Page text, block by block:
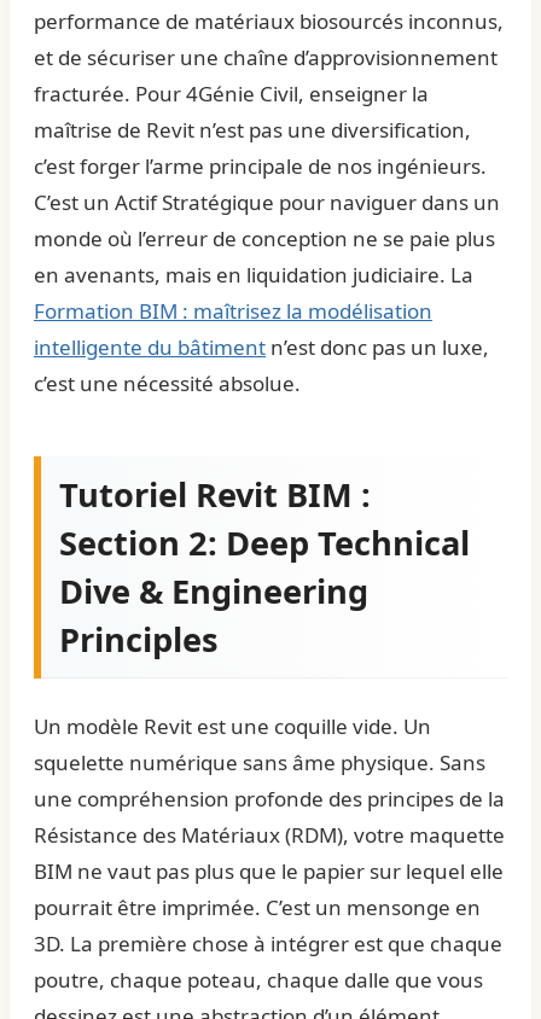
performance de matériaux biosourcés inconnus,
et de sécuriser une chaîne d’approvisionnement
fracturée. Pour 4Génie Civil, enseigner la
maîtrise de Revit n’est pas une diversification,
c’est forger l’arme principale de nos ingénieurs.
C’est un Actif Stratégique pour naviguer dans un
monde où l’erreur de conception ne se paie plus
en avenants, mais en liquidation judiciaire. La
Formation BIM : maîtrisez la modélisation
intelligente du bâtiment n’est donc pas un luxe,
c’est une nécessité absolue.
Tutoriel Revit BIM :
Section 2: Deep Technical
Dive & Engineering
Principles
Un modèle Revit est une coquille vide. Un
squelette numérique sans âme physique. Sans
une compréhension profonde des principes de la
Résistance des Matériaux (RDM), votre maquette
BIM ne vaut pas plus que le papier sur lequel elle
pourrait être imprimée. C’est un mensonge en
3D. La première chose à intégrer est que chaque
poutre, chaque poteau, chaque dalle que vous